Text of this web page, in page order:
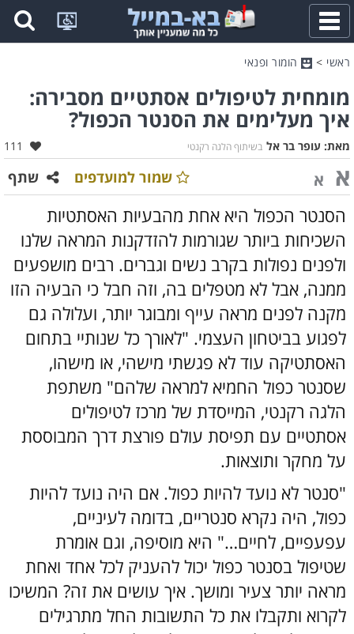
פתח
תפריט
ראשי > הומור ופנאי
מומחית לטיפולים אסתטיים מסבירה:
איך מעלימים את הסנטר הכפול?
בשיתוף הלגה רקנטי מאת: עופר בר אל אהבו:
111
א א שתף שמור למועדפים
הסנטר הכפול היא אחת מהבעיות האסתטיות
השכיחות ביותר שגורמות להזדקנות המראה שלנו
ולפנים נפולות בקרב נשים וגברים. רבים מושפעים
ממנה, אבל לא מטפלים בה, וזה חבל כי הבעיה הזו
מקנה לפנים מראה עייף ומבוגר יותר, ועלולה גם
לפגוע בביטחון העצמי. "לאורך כל שנותיי בתחום
האסתטיקה עוד לא פגשתי מישהי, או מישהו,
שסנטר כפול החמיא למראה שלהם" משתפת
הלגה רקנטי, המייסדת של מרכז לטיפולים
אסתטיים עם תפיסת עולם פורצת דרך המבוססת
על מחקר ותוצאות.
"סנטר לא נועד להיות כפול. אם היה נועד להיות
כפול, היה נקרא סנטריים, בדומה לעיניים,
עפעפיים, לחיים…" היא מוסיפה, וגם אומרת
שטיפול בסנטר כפול יכול להעניק לכל אחד ואחת
מראה יותר צעיר ומושך. איך עושים את זה? המשיכו
לקרוא ותקבלו את כל התשובות החל מתרגילים